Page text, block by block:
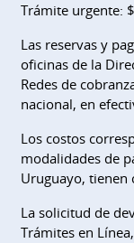
Trámite urgente:
Las reservas y
oficinas de la
Redes de
nacional, en
Los costos
modalidades de
Uruguayo, tienen
La solicitud de
Trámites en